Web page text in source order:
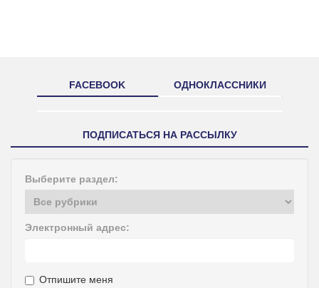
FACEBOOK ОДНОКЛАССНИКИ
ПОДПИСАТЬСЯ НА РАССЫЛКУ
Выберите раздел:
Электронный адрес:
Отпишите меня